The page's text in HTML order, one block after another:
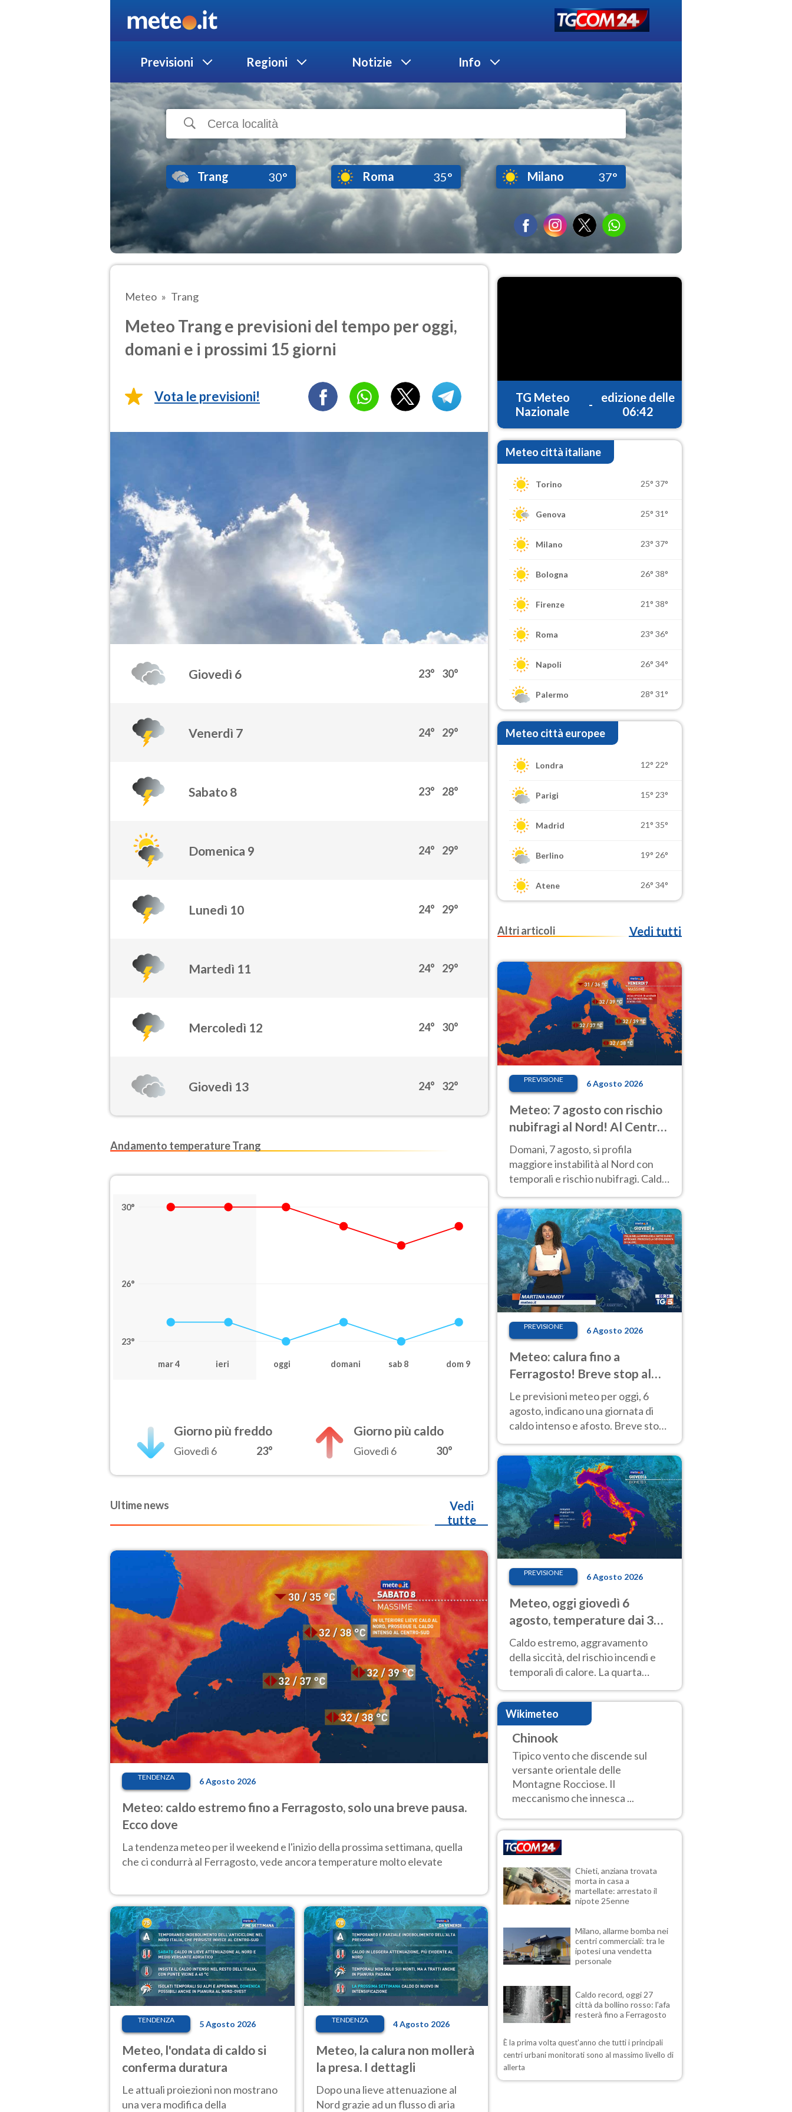
Previsioni Regioni Notizie Info
Trang 30° Roma 35° Milano 37°
Meteo Trang
Meteo Trang e previsioni del tempo per oggi,
domani e i prossimi 15 giorni
Vota le previsioni!
Giovedì 6 23° 30°
Venerdì 7 24° 29°
Sabato 8 23° 28°
Domenica 9 24° 29°
Lunedì 10 24° 29°
Martedì 11 24° 29°
Mercoledì 12 24° 30°
Giovedì 13 24° 32°
Andamento temperature Trang
30°
26°
23°
mar 4 ieri oggi domani sab 8 dom 9
Giorno più freddo
Giovedì 6 23°
Giorno più caldo
Giovedì 6 30°
Ultime news
Vedi
tutte
TENDENZA 6 Agosto 2026
Meteo: caldo estremo fino a Ferragosto, solo una breve pausa.
Ecco dove
La tendenza meteo per il weekend e l'inizio della prossima settimana, quella
che ci condurrà al Ferragosto, vede ancora temperature molto elevate
TENDENZA 5 Agosto 2026
Meteo, l'ondata di caldo si
conferma duratura
Le attuali proiezioni non mostrano
una vera modifica della
TENDENZA 4 Agosto 2026
Meteo, la calura non mollerà
la presa. I dettagli
Dopo una lieve attenuazione al
Nord grazie ad un flusso di aria
TG Meteo
Nazionale
-
edizione delle
06:42
Meteo città italiane
Torino 25° 37°
Genova 25° 31°
Milano 23° 37°
Bologna 26° 38°
Firenze 21° 38°
Roma 23° 36°
Napoli 26° 34°
Palermo 28° 31°
Meteo città europee
Londra 12° 22°
Parigi 15° 23°
Madrid 21° 35°
Berlino 19° 26°
Atene 26° 34°
Altri articoli Vedi tutti
PREVISIONE 6 Agosto 2026
Meteo: 7 agosto con rischio
nubifragi al Nord! Al Centro-
Sud caldo estremo
Domani, 7 agosto, si profila
maggiore instabilità al Nord con
temporali e rischio nubifragi. Caldo
previsioni.
PREVISIONE 6 Agosto 2026
Meteo: calura fino a
Ferragosto! Breve stop al
Nord tra 7 e 9 agosto
Le previsioni meteo per oggi, 6
agosto, indicano una giornata di
caldo intenso e afosto. Breve stop
Nord.
PREVISIONE 6 Agosto 2026
Meteo, oggi giovedì 6
agosto, temperature dai 33
ai 40 gradi
Caldo estremo, aggravamento
della siccità, del rischio incendi e
temporali di calore. La quarta
intensa ondata di calore non dà
tregua e durerà fino Ferragosto
Wikimeteo
Chinook
Tipico vento che discende sul
versante orientale delle
Montagne Rocciose. Il
meccanismo che innesca ...
Chieti, anziana trovata
morta in casa a
martellate: arrestato il
nipote 25enne
Milano, allarme bomba nei
centri commerciali: tra le
ipotesi una vendetta
personale
Caldo record, oggi 27
città da bollino rosso: l'afa
resterà fino a Ferragosto
È la prima volta quest'anno che tutti i principali
centri urbani monitorati sono al massimo livello di
allerta